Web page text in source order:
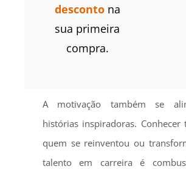
desconto na
sua primeira
compra.
A motivação também se
histórias inspiradoras. Conhecer
quem se reinventou ou
talento em carreira é